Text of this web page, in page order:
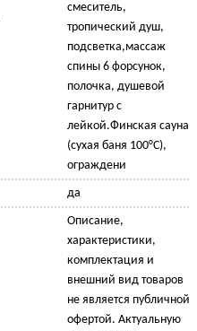
смеситель,
тропический душ,
подсветка,массаж
спины 6 форсунок,
полочка, душевой
гарнитур с
лейкой.Финская сауна
(сухая баня 100°С),
ограждени
да
Описание,
характеристики,
комплектация и
внешний вид товаров
не является публичной
офертой. Актуальную